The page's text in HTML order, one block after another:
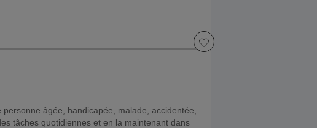
âgée, handicapée, malade, accidentée,
tâches quotidiennes et en la maintenant dans